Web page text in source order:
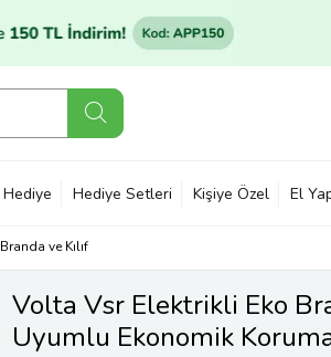
Hediye Hediye Setleri Kişiye Özel El
Branda ve Kılıf
Volta Vsr Elektrikli Eko
Uyumlu Ekonomik